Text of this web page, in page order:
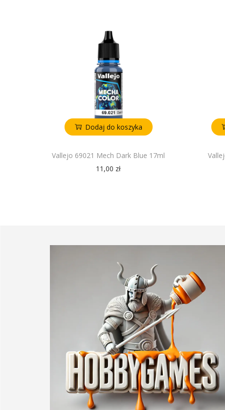
Dodaj do koszyka
Vallejo 69021 Mech Dark Blue 17ml
11,00 zł